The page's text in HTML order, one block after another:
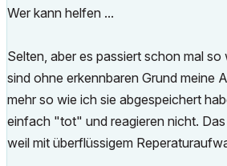
Wer kann helfen ...
Selten, aber es passiert schon mal so
sind ohne erkennbaren Grund meine
mehr so wie ich sie abgespeichert
einfach "tot" und reagieren nicht.
weil mit überflüssigem